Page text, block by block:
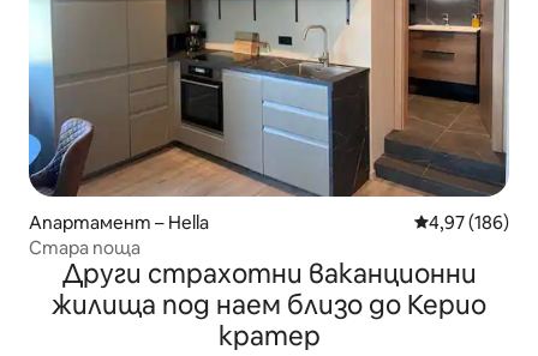
Апартамент – Hella Средна
4,97 (186)
Стара поща
Други страхотни ваканционни
жилища под наем близо до Керио
кратер